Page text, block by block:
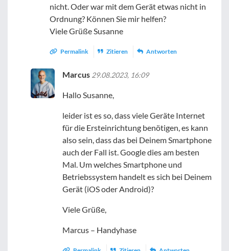
nicht. Oder war mit dem Gerät etwas nicht in
Ordnung? Können Sie mir helfen?
Viele Grüße Susanne
Permalink Zitieren Antworten
Marcus 29.08.2023, 16:09
Hallo Susanne,
leider ist es so, dass viele Geräte Internet
für die Ersteinrichtung benötigen, es kann
also sein, dass das bei Deinem Smartphone
auch der Fall ist. Google dies am besten
Mal. Um welches Smartphone und
Betriebssystem handelt es sich bei Deinem
Gerät (iOS oder Android)?
Viele Grüße,
Marcus – Handyhase